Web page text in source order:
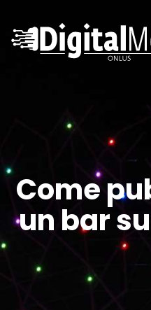
Come
un bar